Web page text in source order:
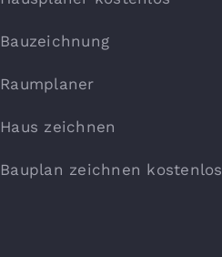
Bauzeichnung
Raumplaner
Haus zeichnen
Bauplan zeichnen kostenlos